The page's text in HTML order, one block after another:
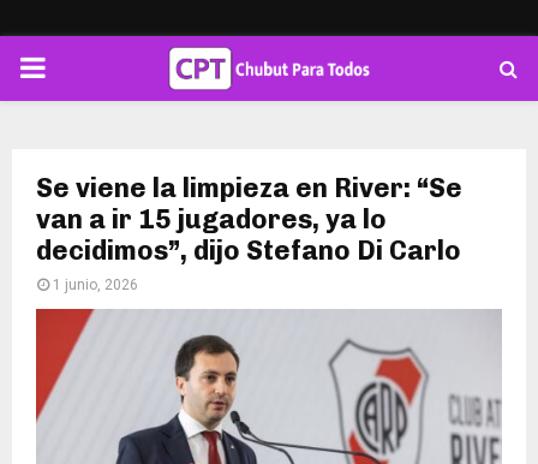
PRIMARY
Se viene la limpieza en River: “Se
van a ir 15 jugadores, ya lo
decidimos”, dijo Stefano Di Carlo
1 junio, 2026